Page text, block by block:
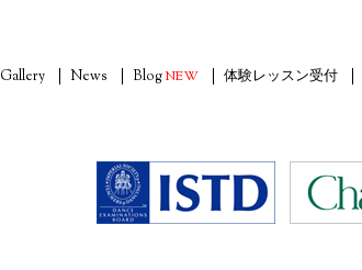
Gallery News BlogNEW 体験レッスン受付